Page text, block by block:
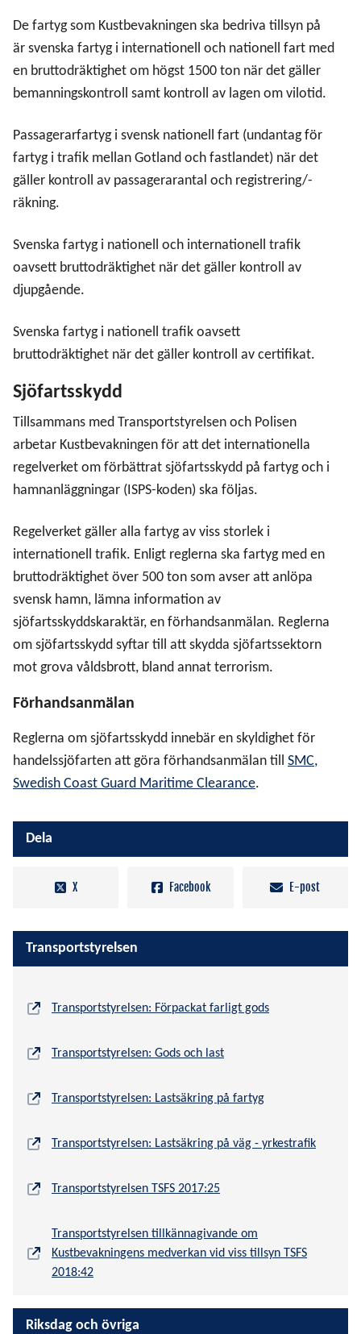
De fartyg som Kustbevakningen ska bedriva tillsyn på
är svenska fartyg i internationell och nationell fart med
en bruttodräktighet om högst 1500 ton när det gäller
bemanningskontroll samt kontroll av lagen om vilotid.
Passagerarfartyg i svensk nationell fart (undantag för
fartyg i trafik mellan Gotland och fastlandet) när det
gäller kontroll av passagerarantal och registrering/-
räkning.
Svenska fartyg i nationell och internationell trafik
oavsett bruttodräktighet när det gäller kontroll av
djupgående.
Svenska fartyg i nationell trafik oavsett
bruttodräktighet när det gäller kontroll av certifikat.
Sjöfartsskydd
Tillsammans med Transportstyrelsen och Polisen
arbetar Kustbevakningen för att det internationella
regelverket om förbättrat sjöfartsskydd på fartyg och i
hamnanläggningar (ISPS-koden) ska följas.
Regelverket gäller alla fartyg av viss storlek i
internationell trafik. Enligt reglerna ska fartyg med en
bruttodräktighet över 500 ton som avser att anlöpa
svensk hamn, lämna information av
sjöfartsskyddskaraktär, en förhandsanmälan. Reglerna
om sjöfartsskydd syftar till att skydda sjöfartssektorn
mot grova våldsbrott, bland annat terrorism.
Förhandsanmälan
Reglerna om sjöfartsskydd innebär en skyldighet för
handelssjöfarten att göra förhandsanmälan till SMC,
Swedish Coast Guard Maritime Clearance.
Dela
X Facebook E-post
Transportstyrelsen
Transportstyrelsen: Förpackat farligt gods
Transportstyrelsen: Gods och last
Transportstyrelsen: Lastsäkring på fartyg
Transportstyrelsen: Lastsäkring på väg - yrkestrafik
Transportstyrelsen TSFS 2017:25
Transportstyrelsen tillkännagivande om
Kustbevakningens medverkan vid viss tillsyn TSFS
2018:42
Riksdag och övriga